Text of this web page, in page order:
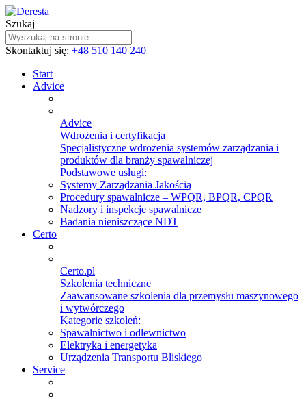
Szukaj
Skontaktuj się: +48 510 140 240
Start
Advice
Advice
Wdrożenia i certyfikacja
Specjalistyczne wdrożenia systemów zarządzania i
produktów dla branży spawalniczej
Podstawowe usługi:
Systemy Zarządzania Jakością
Procedury spawalnicze – WPQR, BPQR, CPQR
Nadzory i inspekcje spawalnicze
Badania nieniszczące NDT
Certo
Certo.pl
Szkolenia techniczne
Zaawansowane szkolenia dla przemysłu maszynowego
i wytwórczego
Kategorie szkoleń:
Spawalnictwo i odlewnictwo
Elektryka i energetyka
Urządzenia Transportu Bliskiego
Service